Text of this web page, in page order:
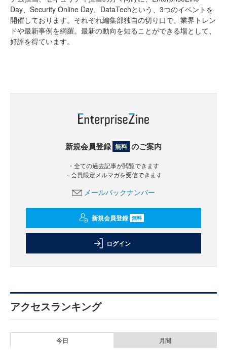
Day、Security Online Day、DataTechという、3つのイベントを
開催しております。それぞれ編集部独自の切り口で、業界トレン
ドや最新事例を網羅。最新の動向を知ることができる場として、
好評を得ています。
新規会員登録 無料 のご案内
・全ての過去記事が閲覧できます
・会員限定メルマガを受信できます
メールバックナンバー
新規会員登録 無料
ログイン
アクセスランキング
今日 月間